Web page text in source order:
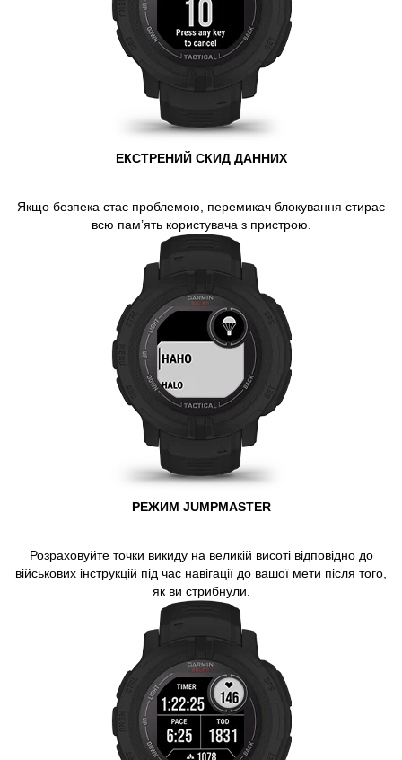
ЕКСТРЕНИЙ СКИД ДАННИХ
Якщо безпека стає проблемою, перемикач блокування стирає
всю пам’ять користувача з пристрою.
РЕЖИМ JUMPMASTER
Розраховуйте точки викиду на великій висоті відповідно до
військових інструкцій під час навігації до вашої мети після того,
як ви стрибнули.